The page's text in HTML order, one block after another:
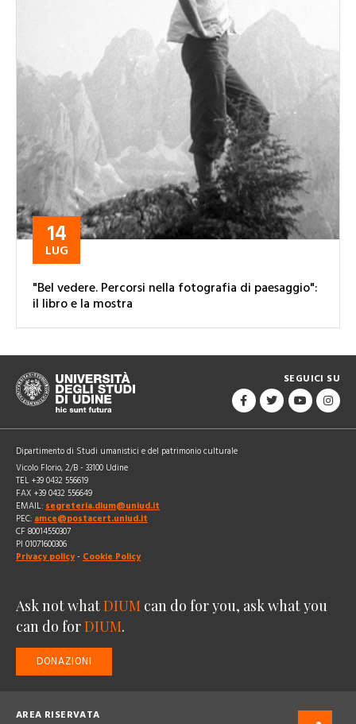
14
LUG
"Bel vedere. Percorsi nella fotografia di paesaggio":
il libro e la mostra
SEGUICI SU
Dipartimento di Studi umanistici e del patrimonio culturale
Vicolo Florio, 2/B - 33100 Udine
TEL +39 0432 556619
FAX +39 0432 556649
EMAIL: segreteria.dium@uniud.it
PEC: amce@postacert.uniud.it
CF 80014550307
PI 01071600306
Privacy policy - Cookie Policy
Ask not whatDIUM can do for you, ask what you
can do forDIUM.
DONAZIONI
AREA RISERVATA